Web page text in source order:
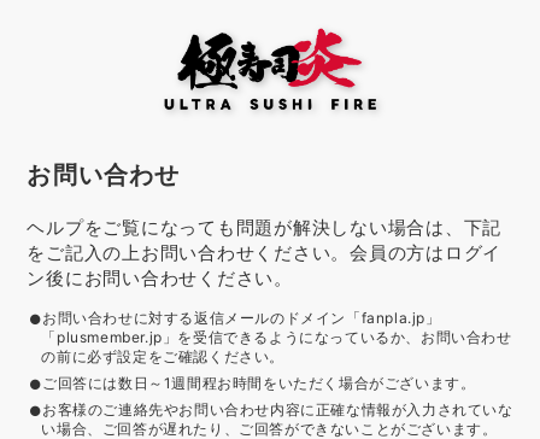
お問い合わせ
ヘルプをご覧になっても問題が解決しない場合は、下記
をご記入の上お問い合わせください。会員の方はログイ
ン後にお問い合わせください。
お問い合わせに対する返信メールのドメイン「fanpla.jp」
「plusmember.jp」を受信できるようになっているか、お問い合わせ
の前に必ず設定をご確認ください。
ご回答には数日～1週間程お時間をいただく場合がございます。
お客様のご連絡先やお問い合わせ内容に正確な情報が入力されていな
い場合、ご回答が遅れたり、ご回答ができないことがございます。